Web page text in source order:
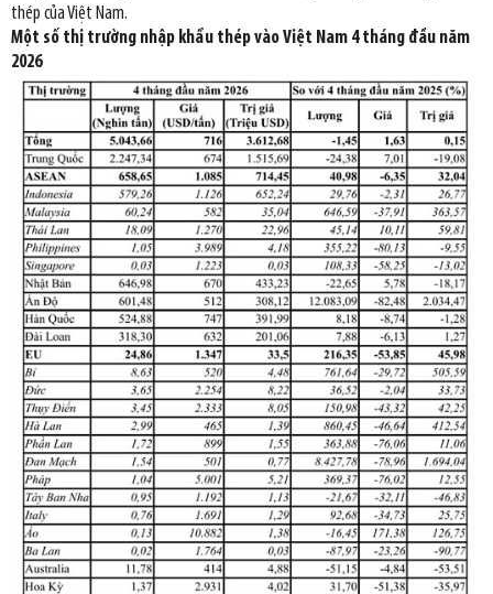
thép của Việt Nam.
Một số thị trường nhập khẩu thép vào Việt Nam 4 tháng đầu năm
2026